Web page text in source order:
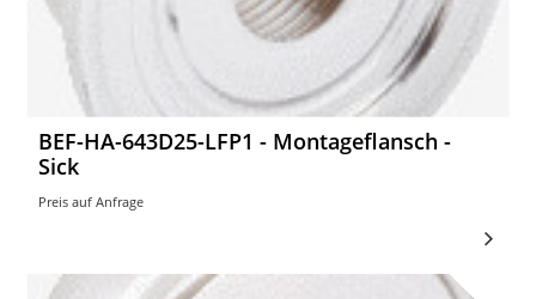
BEF-HA-643D25-LFP1 - Montageflansch -
Sick
Preis auf Anfrage